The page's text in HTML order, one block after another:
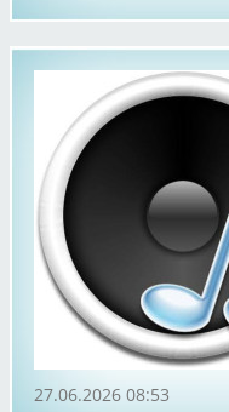
27.06.2026 08:53